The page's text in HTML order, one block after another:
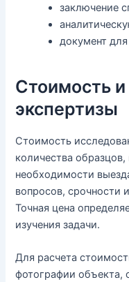
заключение
документ
Стоимость
экспертизы
Стоимость
количества
необходимости
вопросов, срочности
Точная цена
изучения задачи.
Для расчета
фотографии объекта,